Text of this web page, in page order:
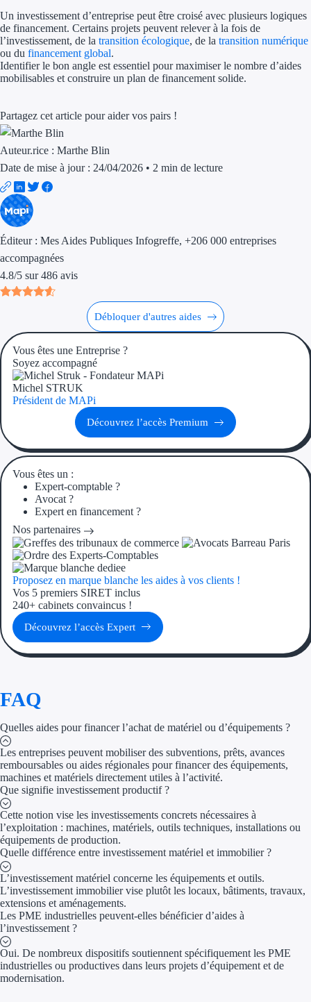
Prêts publics
Prêt
Régions de A à H
Aides
Aides Région
Aides Région
Aides
Aides Région
Aides
Par financeur
Un investissement d’entreprise peut être croisé avec plusieurs logiques
de financement. Certains projets peuvent relever à la fois de
l’investissement, de la transition écologique, de la transition numérique
ou du financement global.
Identifier le bon angle est essentiel pour maximiser le nombre d’aides
mobilisables et construire un plan de financement solide.
Partagez cet article pour aider vos pairs !
Auteur.rice : Marthe Blin
Date de mise à jour : 24/04/2026 • 2 min de lecture
Éditeur : Mes Aides Publiques Infogreffe, +206 000 entreprises
accompagnées
4.8/5 sur 486 avis
Débloquer d'autres aides
Vous êtes une Entreprise ?
Soyez accompagné
Michel STRUK
Président de MAPi
Découvrez l’accès Premium
Vous êtes un :
Expert-comptable ?
Avocat ?
Expert en financement ?
Nos partenaires
Proposez en marque blanche les aides à vos clients !
Vos 5 premiers SIRET inclus
240+ cabinets convaincus !
Découvrez l’accès Expert
FAQ
Quelles aides pour financer l’achat de matériel ou d’équipements ?
Les entreprises peuvent mobiliser des subventions, prêts, avances
remboursables ou aides régionales pour financer des équipements,
machines et matériels directement utiles à l’activité.
Que signifie investissement productif ?
Cette notion vise les investissements concrets nécessaires à
l’exploitation : machines, matériels, outils techniques, installations ou
équipements de production.
Quelle différence entre investissement matériel et immobilier ?
L’investissement matériel concerne les équipements et outils.
L’investissement immobilier vise plutôt les locaux, bâtiments, travaux,
extensions et aménagements.
Les PME industrielles peuvent-elles bénéficier d’aides à
l’investissement ?
Oui. De nombreux dispositifs soutiennent spécifiquement les PME
industrielles ou productives dans leurs projets d’équipement et de
modernisation.